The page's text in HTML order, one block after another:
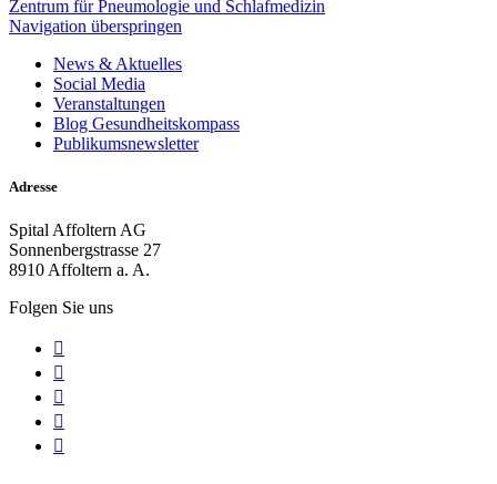
Zentrum für Pneumologie und Schlafmedizin
Navigation überspringen
News & Aktuelles
Social Media
Veranstaltungen
Blog Gesundheitskompass
Publikumsnewsletter
Adresse
Spital Affoltern AG
Sonnenbergstrasse 27
8910 Affoltern a. A.
Folgen Sie uns




